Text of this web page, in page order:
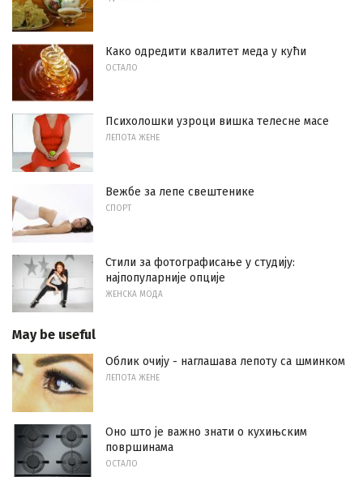
Како одредити квалитет меда у кући
ОСТАЛО
Психолошки узроци вишка телесне масе
ЛЕПОТА ЖЕНЕ
Вежбе за лепе свештенике
СПОРТ
Стили за фотографисање у студију:
најпопуларније опције
ЖЕНСКА МОДА
May be useful
Облик очију - наглашава лепоту са шминком
ЛЕПОТА ЖЕНЕ
Оно што је важно знати о кухињским
површинама
ОСТАЛО